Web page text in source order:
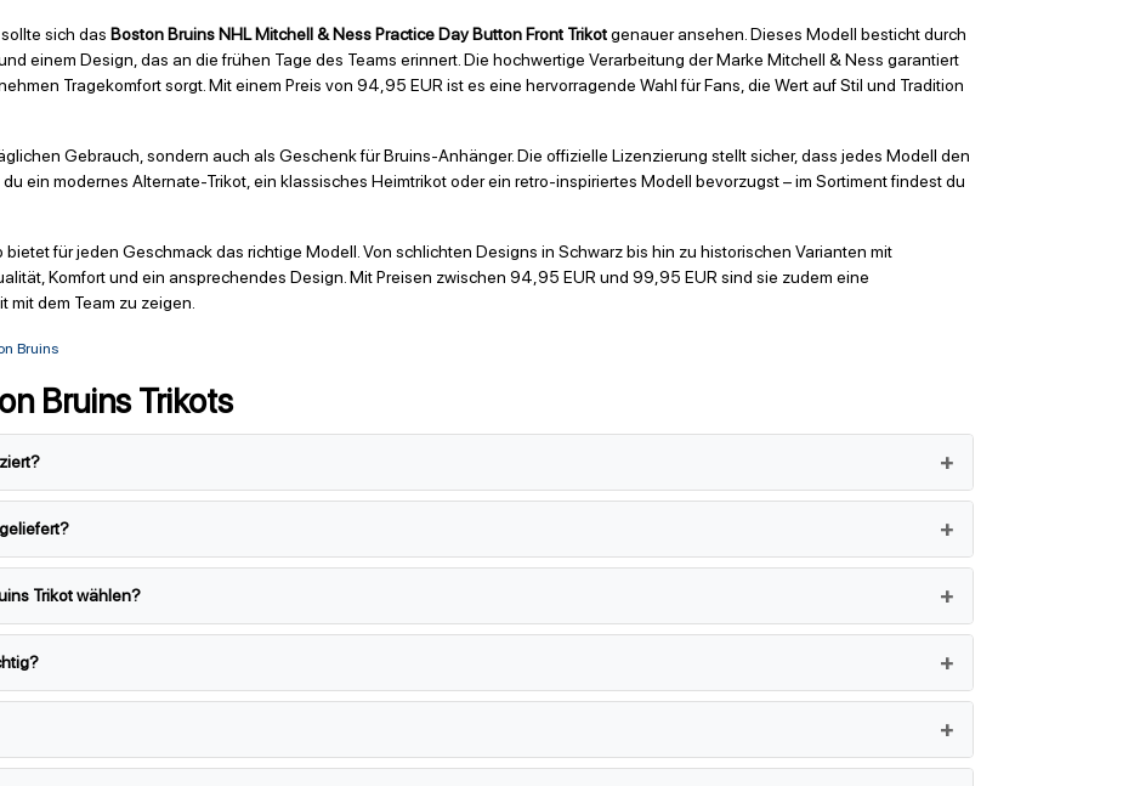
sich das Boston Bruins NHL Mitchell & Ness Practice Day Button Front Trikotgenauer ansehen. Dieses Modell besticht durch
einem Design, das an die frühen Tage des Teams erinnert. Die hochwertige Verarbeitung der Marke Mitchell & Ness garantiert
Tragekomfort sorgt. Mit einem Preis von 94,95 EUR ist es eine hervorragende Wahl für Fans, die Wert auf Stil und Tradition
Gebrauch, sondern auch als Geschenk für Bruins-Anhänger. Die offizielle Lizenzierung stellt sicher, dass jedes Modell den
ein modernes Alternate-Trikot, ein klassisches Heimtrikot oder ein retro-inspiriertes Modell bevorzugst – im Sortiment findest du
für jeden Geschmack das richtige Modell. Von schlichten Designs in Schwarz bis hin zu historischen Varianten mit
Komfort und ein ansprechendes Design. Mit Preisen zwischen 94,95 EUR und 99,95 EUR sind sie zudem eine
dem Team zu zeigen.
Bruins
Bruins Trikots
Trikot wählen?